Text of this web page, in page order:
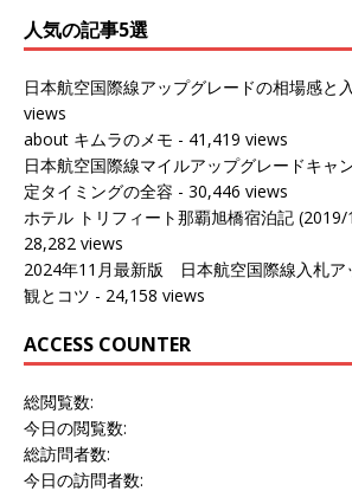
人気の記事5選
日本航空国際線アップグレードの相場感と
views
about キムラのメモ - 41,419 views
日本航空国際線マイルアップグレードキャ
定タイミングの全容 - 30,446 views
ホテル トリフィート那覇旭橋宿泊記 (2019/
28,282 views
2024年11月最新版 日本航空国際線入札ア
観とコツ - 24,158 views
ACCESS COUNTER
総閲覧数:
今日の閲覧数:
総訪問者数:
今日の訪問者数: